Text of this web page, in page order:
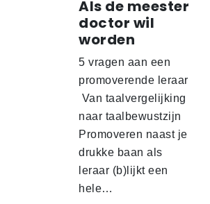
Als de meester
doctor wil
worden
5 vragen aan een
promoverende leraar
Van taalvergelijking
naar taalbewustzijn
Promoveren naast je
drukke baan als
leraar (b)lijkt een
hele…